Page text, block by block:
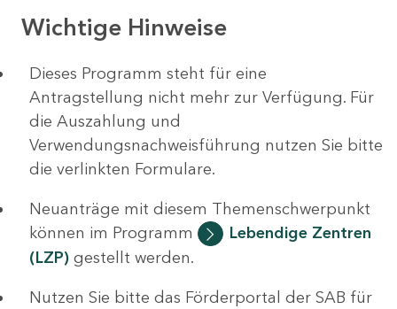
Wichtige Hinweise
Dieses Programm steht für eine
Antragstellung nicht mehr zur Verfügung. Für
die Auszahlung und
Verwendungsnachweisführung nutzen Sie bitte
die verlinkten Formulare.
Neuanträge mit diesem Themenschwerpunkt
können im Programm
Lebendige Zentren
(LZP) gestellt werden.
Nutzen Sie bitte das Förderportal der SAB für